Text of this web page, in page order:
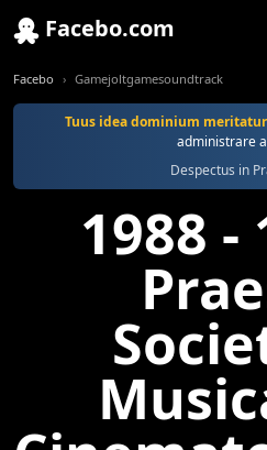
Facebo.com
Facebo Gamejoltgamesoundtrack
Tuus idea dominium meritatur
administrare
Despectus in
1988 -